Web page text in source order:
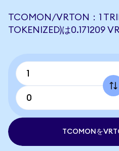
TCOMON/VRTON：1
TOKENIZED)は0.171209
TCOMONを